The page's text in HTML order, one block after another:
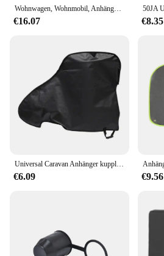
Wohnwagen, Wohnmobil, Anhänger, Zugstange, Anhängerkupplung, Schlossabdeckung, schwarzes Oxford-Tuch
€16.07 €8.35
Universal Caravan Anhänger kupplungs abdeckung wasserdicht staub dicht Anhänger Anhänger kupplung Verriegelung abdeckung für Wohnmobil gegen Regen verhindern Rost
€6.09 €9.56